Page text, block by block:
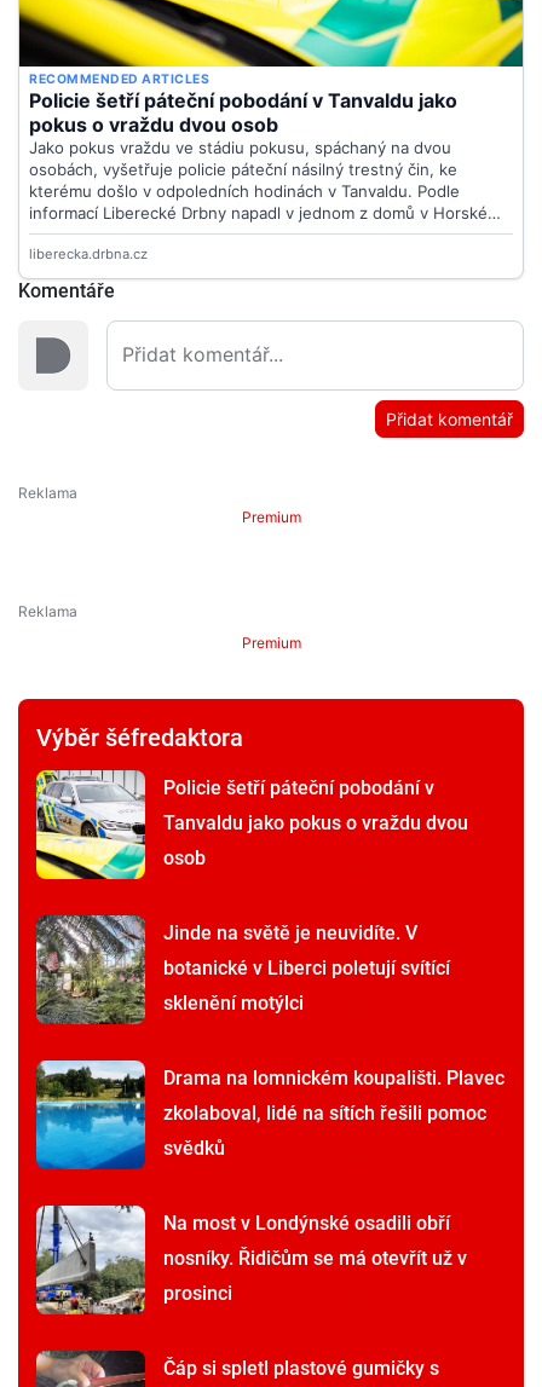
Komentáře
Přidat komentář
Premium
Premium
Výběr šéfredaktora
Policie šetří páteční pobodání v
Tanvaldu jako pokus o vraždu dvou
osob
Jinde na světě je neuvidíte. V
botanické v Liberci poletují svítící
sklenění motýlci
Drama na lomnickém koupališti. Plavec
zkolaboval, lidé na sítích řešili pomoc
svědků
Na most v Londýnské osadili obří
nosníky. Řidičům se má otevřít už v
prosinci
Čáp si spletl plastové gumičky s